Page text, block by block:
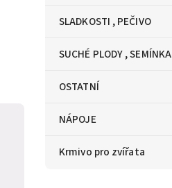
SLADKOSTI , PEČIVO
SUCHÉ PLODY , SEMÍNKA
OSTATNÍ
NÁPOJE
Krmivo pro zvířata